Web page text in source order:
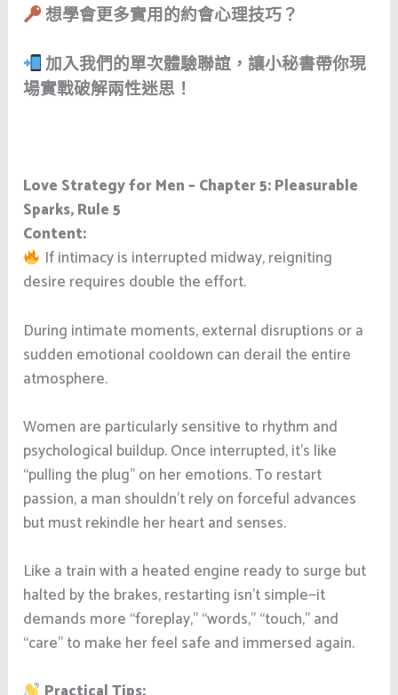
想學會更多實用的約會心理技巧？
加入我們的單次體驗聯誼，讓小秘書帶你現
場實戰破解兩性迷思！
Love Strategy for Men – Chapter 5: Pleasurable
Sparks, Rule 5
Content:
If intimacy is interrupted midway, reigniting
desire requires double the effort.
During intimate moments, external disruptions or a
sudden emotional cooldown can derail the entire
atmosphere.
Women are particularly sensitive to rhythm and
psychological buildup. Once interrupted, it’s like
“pulling the plug” on her emotions. To restart
passion, a man shouldn’t rely on forceful advances
but must rekindle her heart and senses.
Like a train with a heated engine ready to surge but
halted by the brakes, restarting isn’t simple—it
demands more “foreplay,” “words,” “touch,” and
“care” to make her feel safe and immersed again.